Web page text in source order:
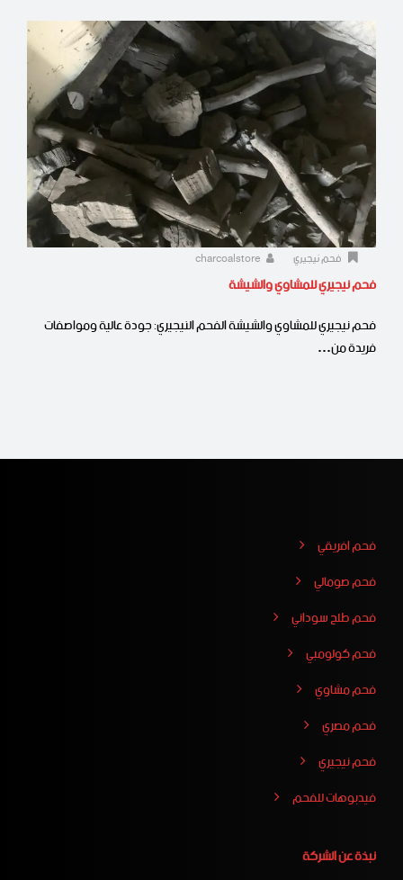
فحم نيجيري
فحم نيجيري للمشاوي والشيشة
فحم نيجيري للمشاوي والشيشة الفحم النيجيري: جودة عالية ومواصفات
فريدة من…
فحم افريقي
فحم صومالي
فحم طلح سوداني
فحم كولومبي
فحم مشاوي
فحم مصري
فحم نيجيري
فيدبوهات للفحم
نبذة عن الشركة